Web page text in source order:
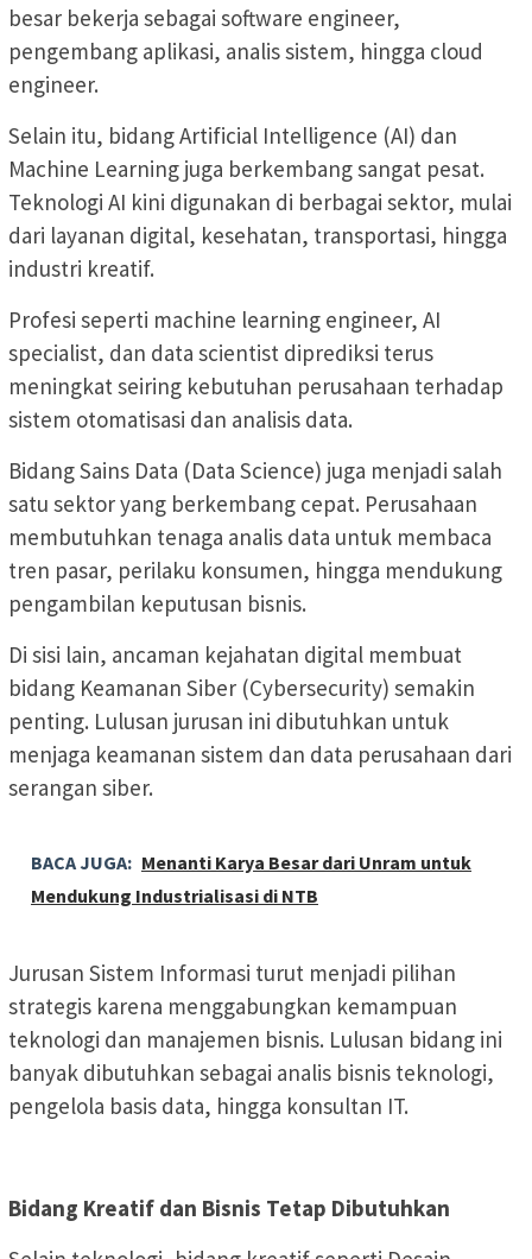
besar bekerja sebagai software engineer,
pengembang aplikasi, analis sistem, hingga cloud
engineer.
Selain itu, bidang Artificial Intelligence (AI) dan
Machine Learning juga berkembang sangat pesat.
Teknologi AI kini digunakan di berbagai sektor, mulai
dari layanan digital, kesehatan, transportasi, hingga
industri kreatif.
Profesi seperti machine learning engineer, AI
specialist, dan data scientist diprediksi terus
meningkat seiring kebutuhan perusahaan terhadap
sistem otomatisasi dan analisis data.
Bidang Sains Data (Data Science) juga menjadi salah
satu sektor yang berkembang cepat. Perusahaan
membutuhkan tenaga analis data untuk membaca
tren pasar, perilaku konsumen, hingga mendukung
pengambilan keputusan bisnis.
Di sisi lain, ancaman kejahatan digital membuat
bidang Keamanan Siber (Cybersecurity) semakin
penting. Lulusan jurusan ini dibutuhkan untuk
menjaga keamanan sistem dan data perusahaan dari
serangan siber.
BACA JUGA: Menanti Karya Besar dari Unram untuk
Mendukung Industrialisasi di NTB
Jurusan Sistem Informasi turut menjadi pilihan
strategis karena menggabungkan kemampuan
teknologi dan manajemen bisnis. Lulusan bidang ini
banyak dibutuhkan sebagai analis bisnis teknologi,
pengelola basis data, hingga konsultan IT.
Bidang Kreatif dan Bisnis Tetap Dibutuhkan